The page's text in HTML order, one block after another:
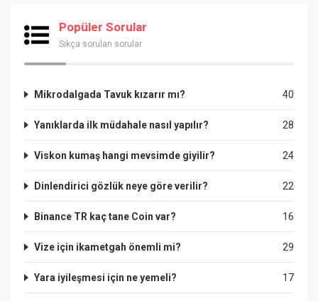
Popüler Sorular
Sıkça sorulan sorular
40
Mikrodalgada Tavuk kızarır mı?
28
Yanıklarda ilk müdahale nasıl yapılır?
24
Viskon kumaş hangi mevsimde giyilir?
22
Dinlendirici gözlük neye göre verilir?
16
Binance TR kaç tane Coin var?
29
Vize için ikametgah önemli mi?
17
Yara iyileşmesi için ne yemeli?